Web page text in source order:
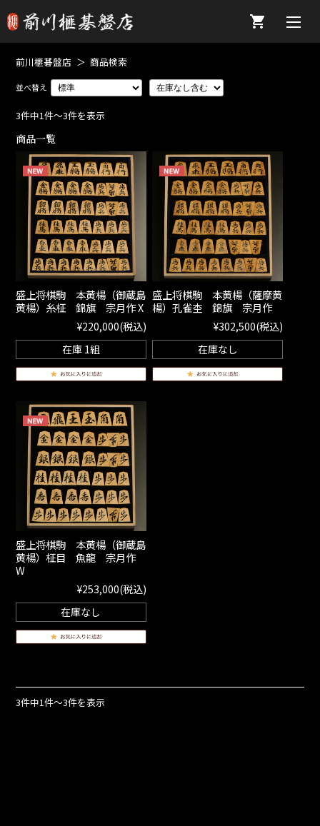
前川榧碁盤店 商品検索
3件中1件～3件を表示
商品一覧
盛上将棋駒 本黄楊（御蔵島
黄楊）糸柾 錦旗 宗月作 X
¥220,000(税込)
在庫 1組
盛上将棋駒 本黄楊（薩摩黄
楊）孔雀杢 錦旗 宗月作
¥302,500(税込)
在庫なし
盛上将棋駒 本黄楊（御蔵島
黄楊）柾目 魚龍 宗月作
W
¥253,000(税込)
在庫なし
3件中1件～3件を表示